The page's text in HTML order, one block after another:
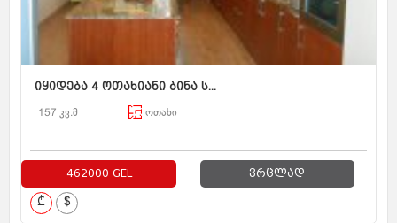
იყიდება 4 ოთახიანი ბინა ს...
157 კვ.მ ოთახი
462000 GEL ვრცლად
₾ $